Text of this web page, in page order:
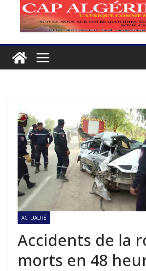
ACTUALITÉ
Accidents de la
morts en 48